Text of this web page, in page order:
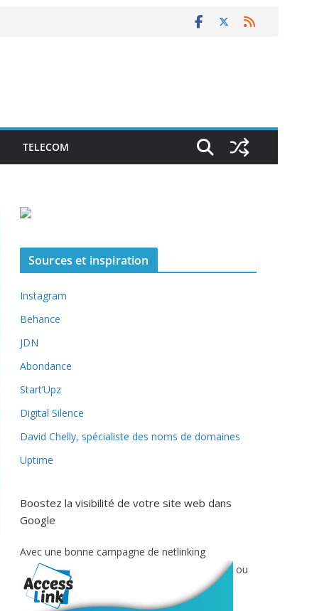
TELECOM
Sources et inspiration
Instagram
Behance
JDN
Abondance
Start’Upz
Digital Silence
David Chelly, spécialiste des noms de domaines
Uptime
Boostez la visibilité de votre site web dans
Google
Avec une bonne campagne de netlinking
ou